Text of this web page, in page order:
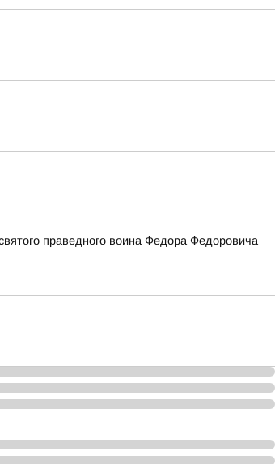
праведного воина Федора Федоровича